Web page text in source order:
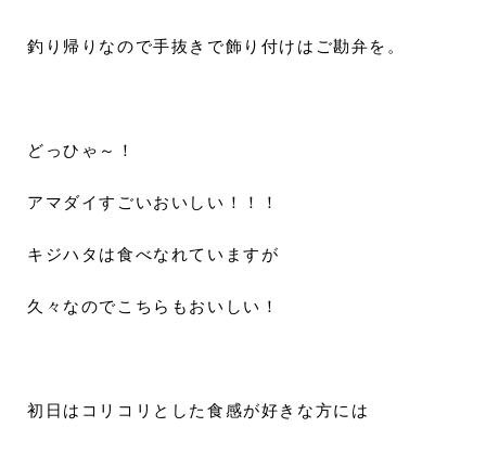
釣り帰りなので手抜きで飾り付けはご勘弁を。
どっひゃ～！
アマダイすごいおいしい！！！
キジハタは食べなれていますが
久々なのでこちらもおいしい！
初日はコリコリとした食感が好きな方には